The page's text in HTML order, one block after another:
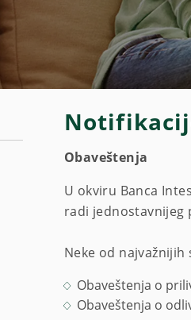
Obaveštenja
U okviru Banca
radi jednostavnijeg
Neke od najvažnijih
Obaveštenja o
Obaveštenja o